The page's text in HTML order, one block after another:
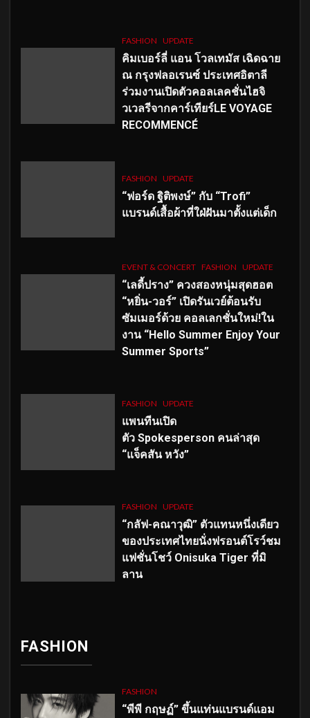
FASHION UPDATE
คิมเบอร์ลี่ แอน โวลเทมัส เฉิดฉาย
ณ กรุงฟลอเรนซ์ ประเทศอิตาลี
ร่วมงานเปิดตัวคอลเลคชั่นไฮจิ
วเวลรีจากคาร์เทียร์LE VOYAGE
RECOMMENCÉ
FASHION UPDATE
“ฟอร์ด ฐิติพงษ์” กับ “Trofi”
แบรนด์เสื้อผ้าที่ใฝ่ฝันมาตั้งแต่เด็ก
EVENT & CONCERT FASHION UPDATE
“เลดี้ปราง” ควงสองหนุ่มสุดฮอต
“หยิ่น-วอร์” เปิดรันเวย์ต้อนรับ
ซัมเมอร์ด้วย คอลเลกชั่นใหม่!ใน
งาน “Hello Summer Enjoy Your
Summer Sports”
FASHION UPDATE
แพนทีนเปิด
ตัว Spokesperson คนล่าสุด
“แจ็คสัน หวัง”
FASHION UPDATE
“กลัฟ-คณาวุฒิ” ตัวแทนหนึ่งเดียว
ของประเทศไทยนั่งฟรอนต์โรว์ชม
แฟชั่นโชว์ Onisuka Tiger ที่มิ
ลาน
FASHION
FASHION
“พีพี กฤษฏ์” ขึ้นแท่นแบรนด์แอม